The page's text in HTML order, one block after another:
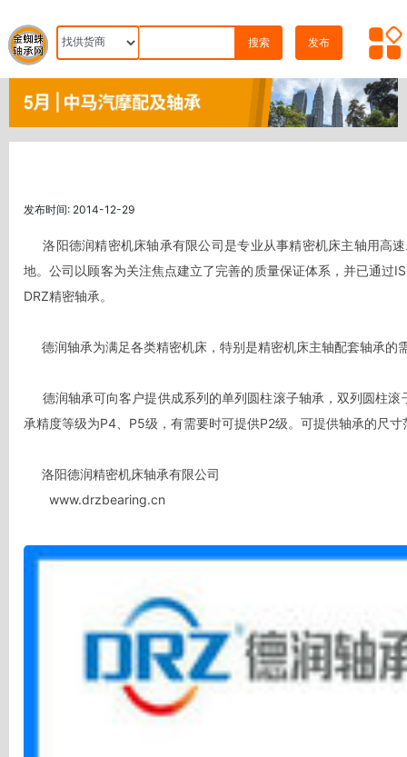
搜索 发布
发布时间: 2014-12-29
     洛阳德润精密机床轴承有限公司是专业从事精密机床主轴用高速精密轴承开发、生产的高新技术企业。与洛阳轴研科技股份有限公司建立了紧密的技术合作关系，是其指定精密机床滚子轴承生产基
地。公司以顾客为关注焦点建立了完善的质量保证体系，并已通
DRZ精密轴承。
承精度等级为P4、P5级，有需要时可提供P2级。可提供轴承的